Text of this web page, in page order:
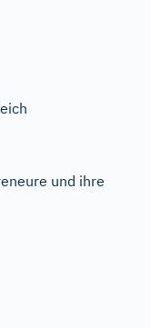
und ihre